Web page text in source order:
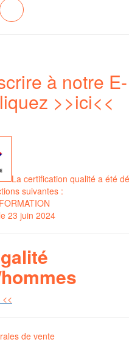
à notre E-
>>ici<<
La certification qualité a été
suivantes :
23 juin 2024
<<
de vente